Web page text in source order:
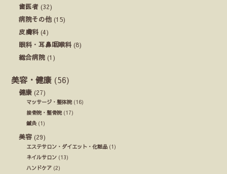
歯医者 (32)
病院その他 (15)
皮膚科 (4)
眼科・耳鼻咽喉科 (8)
総合病院 (1)
美容・健康 (56)
健康 (27)
マッサージ・整体院(16)
接骨院・整骨院(17)
鍼灸(1)
美容 (29)
エステサロン・ダイエット・化粧品 (1)
ネイルサロン (13)
ハンドケア (2)